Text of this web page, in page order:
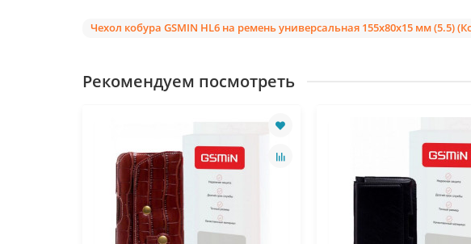
Чехол кобура GSMIN HL6 на ремень универсальная 155x80x15 мм (5.5)
Рекомендуем посмотреть